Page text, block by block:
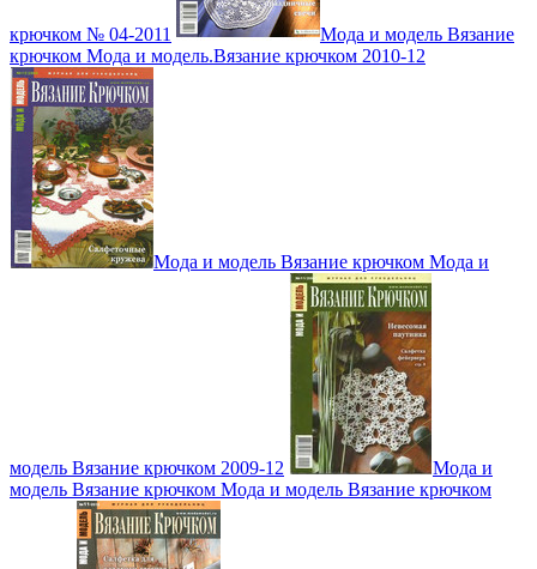
крючком № 04-2011
Мода и модель Вязание
крючком Мода и модель.Вязание крючком 2010-12
Мода и модель Вязание крючком Мода и
модель Вязание крючком 2009-12
Мода и
модель Вязание крючком Мода и модель Вязание крючком